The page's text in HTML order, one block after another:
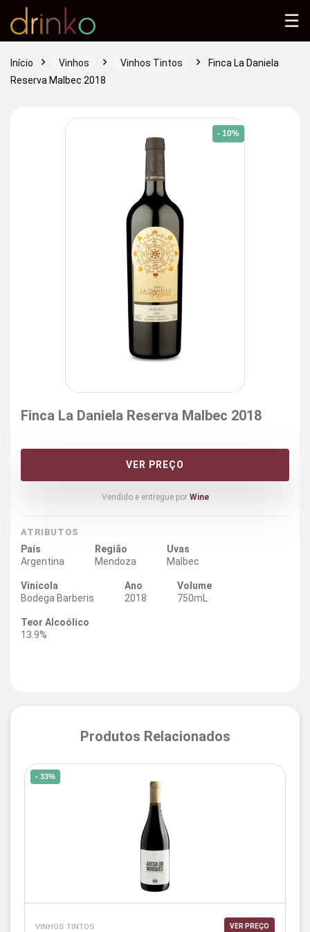
Início Vinhos Vinhos Tintos
Finca La Daniela
Reserva Malbec 2018
- 10%
Finca La Daniela Reserva Malbec 2018
VER PREÇO
Vendido e entregue por Wine
ATRIBUTOS
País
Argentina
Região
Mendoza
Uvas
Malbec
Vinícola
Bodega Barberis
Ano
2018
Volume
750mL
Teor Alcoólico
13.9%
Produtos Relacionados
- 33%
VINHOS TINTOS VER PREÇO
☰